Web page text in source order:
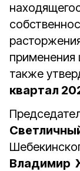
также
квартал
Владимир